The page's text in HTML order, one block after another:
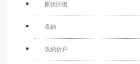
原状回復
収納
収納折戸